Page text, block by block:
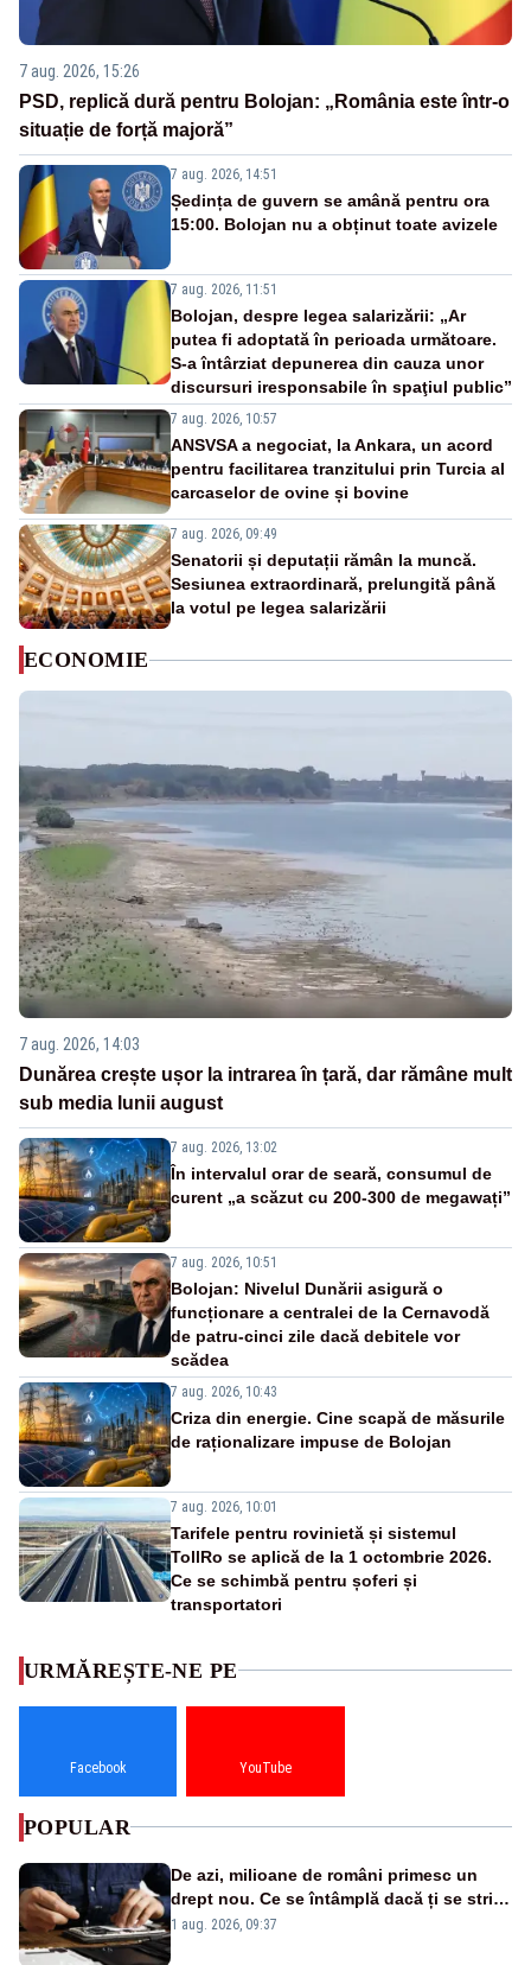
7 aug. 2026, 15:26
PSD, replică dură pentru Bolojan: „România este într-o
situație de forță majoră”
7 aug. 2026, 14:51
Ședința de guvern se amână pentru ora
15:00. Bolojan nu a obținut toate avizele
7 aug. 2026, 11:51
Bolojan, despre legea salarizării: „Ar
putea fi adoptată în perioada următoare.
S-a întârziat depunerea din cauza unor
discursuri iresponsabile în spaţiul public”
7 aug. 2026, 10:57
ANSVSA a negociat, la Ankara, un acord
pentru facilitarea tranzitului prin Turcia al
carcaselor de ovine și bovine
7 aug. 2026, 09:49
Senatorii și deputații rămân la muncă.
Sesiunea extraordinară, prelungită până
la votul pe legea salarizării
ECONOMIE
7 aug. 2026, 14:03
Dunărea crește ușor la intrarea în țară, dar rămâne mult
sub media lunii august
7 aug. 2026, 13:02
În intervalul orar de seară, consumul de
curent „a scăzut cu 200-300 de megawați”
7 aug. 2026, 10:51
Bolojan: Nivelul Dunării asigură o
funcționare a centralei de la Cernavodă
de patru-cinci zile dacă debitele vor
scădea
7 aug. 2026, 10:43
Criza din energie. Cine scapă de măsurile
de raționalizare impuse de Bolojan
7 aug. 2026, 10:01
Tarifele pentru rovinietă și sistemul
TollRo se aplică de la 1 octombrie 2026.
Ce se schimbă pentru șoferi și
transportatori
URMĂREȘTE-NE PE
Facebook YouTube
POPULAR
De azi, milioane de români primesc un
drept nou. Ce se întâmplă dacă ți se strică
un produs
1 aug. 2026, 09:37